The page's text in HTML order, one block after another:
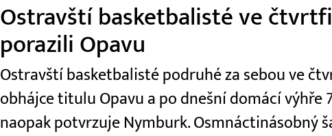
Ostravští basketbalisté ve
porazili Opavu
Ostravští basketbalisté podruhé za sebou ve
obhájce titulu Opavu a po dnešní domácí výhře
naopak potvrzuje Nymburk. Osmnáctinásobný